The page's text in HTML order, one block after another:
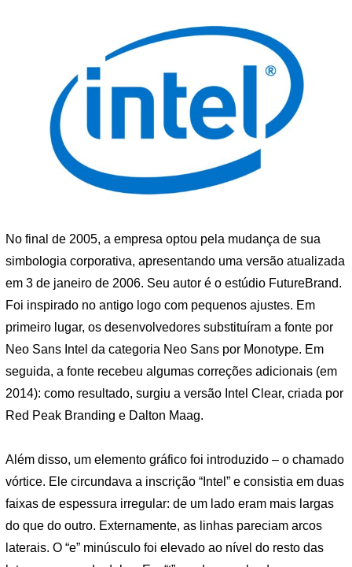
No final de 2005, a empresa optou pela mudança de sua
simbologia corporativa, apresentando uma versão atualizada
em 3 de janeiro de 2006. Seu autor é o estúdio FutureBrand.
Foi inspirado no antigo logo com pequenos ajustes. Em
primeiro lugar, os desenvolvedores substituíram a fonte por
Neo Sans Intel da categoria Neo Sans por Monotype. Em
seguida, a fonte recebeu algumas correções adicionais (em
2014): como resultado, surgiu a versão Intel Clear, criada por
Red Peak Branding e Dalton Maag.
Além disso, um elemento gráfico foi introduzido – o chamado
vórtice. Ele circundava a inscrição “Intel” e consistia em duas
faixas de espessura irregular: de um lado eram mais largas
do que do outro. Externamente, as linhas pareciam arcos
laterais. O “e” minúsculo foi elevado ao nível do resto das